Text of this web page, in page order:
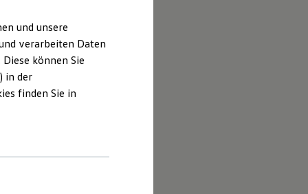
und unsere
verarbeiten Daten
können Sie
in der
finden Sie in